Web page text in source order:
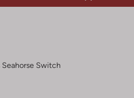
Seahorse Switch